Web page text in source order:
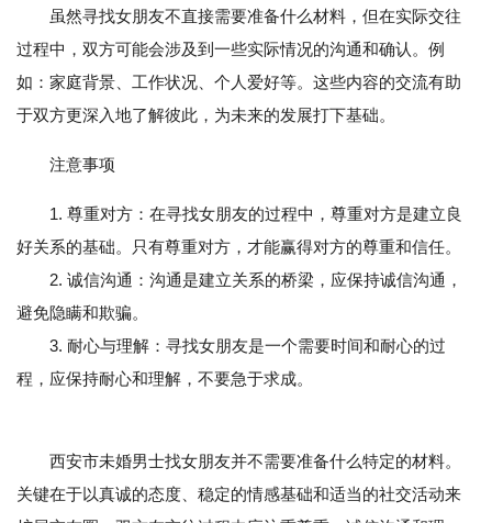
虽然寻找女朋友不直接需要准备什么材料，但在实际交往
过程中，双方可能会涉及到一些实际情况的沟通和确认。例
如：家庭背景、工作状况、个人爱好等。这些内容的交流有助
于双方更深入地了解彼此，为未来的发展打下基础。
注意事项
1. 尊重对方：在寻找女朋友的过程中，尊重对方是建立良
好关系的基础。只有尊重对方，才能赢得对方的尊重和信任。
2. 诚信沟通：沟通是建立关系的桥梁，应保持诚信沟通，
避免隐瞒和欺骗。
3. 耐心与理解：寻找女朋友是一个需要时间和耐心的过
程，应保持耐心和理解，不要急于求成。
西安市未婚男士找女朋友并不需要准备什么特定的材料。
关键在于以真诚的态度、稳定的情感基础和适当的社交活动来